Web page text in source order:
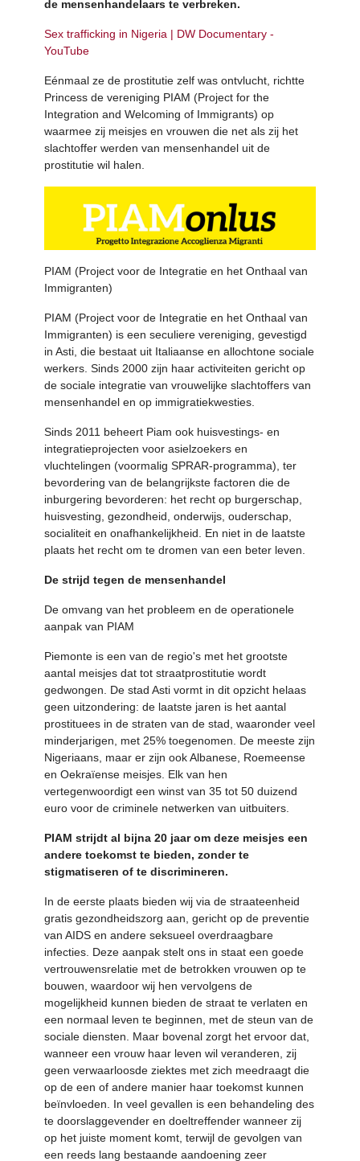
de mensenhandelaars te verbreken.
Sex trafficking in Nigeria | DW Documentary -
YouTube
Eénmaal ze de prostitutie zelf was ontvlucht, richtte
Princess de vereniging PIAM (Project for the
Integration and Welcoming of Immigrants) op
waarmee zij meisjes en vrouwen die net als zij het
slachtoffer werden van mensenhandel uit de
prostitutie wil halen.
PIAM (Project voor de Integratie en het Onthaal van
Immigranten)
PIAM (Project voor de Integratie en het Onthaal van
Immigranten) is een seculiere vereniging, gevestigd
in Asti, die bestaat uit Italiaanse en allochtone sociale
werkers. Sinds 2000 zijn haar activiteiten gericht op
de sociale integratie van vrouwelijke slachtoffers van
mensenhandel en op immigratiekwesties.
Sinds 2011 beheert Piam ook huisvestings- en
integratieprojecten voor asielzoekers en
vluchtelingen (voormalig SPRAR-programma), ter
bevordering van de belangrijkste factoren die de
inburgering bevorderen: het recht op burgerschap,
huisvesting, gezondheid, onderwijs, ouderschap,
socialiteit en onafhankelijkheid. En niet in de laatste
plaats het recht om te dromen van een beter leven.
De strijd tegen de mensenhandel
De omvang van het probleem en de operationele
aanpak van PIAM
Piemonte is een van de regio's met het grootste
aantal meisjes dat tot straatprostitutie wordt
gedwongen. De stad Asti vormt in dit opzicht helaas
geen uitzondering: de laatste jaren is het aantal
prostituees in de straten van de stad, waaronder veel
minderjarigen, met 25% toegenomen. De meeste zijn
Nigeriaans, maar er zijn ook Albanese, Roemeense
en Oekraïense meisjes. Elk van hen
vertegenwoordigt een winst van 35 tot 50 duizend
euro voor de criminele netwerken van uitbuiters.
PIAM strijdt al bijna 20 jaar om deze meisjes een
andere toekomst te bieden, zonder te
stigmatiseren of te discrimineren.
In de eerste plaats bieden wij via de straateenheid
gratis gezondheidszorg aan, gericht op de preventie
van AIDS en andere seksueel overdraagbare
infecties. Deze aanpak stelt ons in staat een goede
vertrouwensrelatie met de betrokken vrouwen op te
bouwen, waardoor wij hen vervolgens de
mogelijkheid kunnen bieden de straat te verlaten en
een normaal leven te beginnen, met de steun van de
sociale diensten. Maar bovenal zorgt het ervoor dat,
wanneer een vrouw haar leven wil veranderen, zij
geen verwaarloosde ziektes met zich meedraagt die
op de een of andere manier haar toekomst kunnen
beïnvloeden. In veel gevallen is een behandeling des
te doorslaggevender en doeltreffender wanneer zij
op het juiste moment komt, terwijl de gevolgen van
een reeds lang bestaande aandoening zeer